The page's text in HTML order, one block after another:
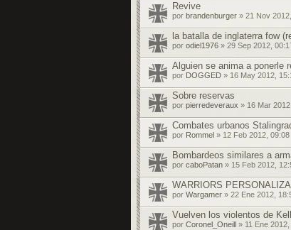
Revive
por brandenburger » 21 Nov
la batalla de inglaterra fow
por odiel1976 » 29 Sep 2012,
Alguien se anima a ponerle
por DOGGED » 16 May 2012,
Sobre reservas
por pierredeveraux » 16 Mar
Combates urbanos
por Rommel » 12 Feb 2012, 09:08
Bombardeos similares a
por caboPatan » 15 Feb 2012,
WARRIORS
por Wargamer » 22 Ene 2012,
Vuelven los violentos de
por Coronel_Oneill » 11 Ene 2012,